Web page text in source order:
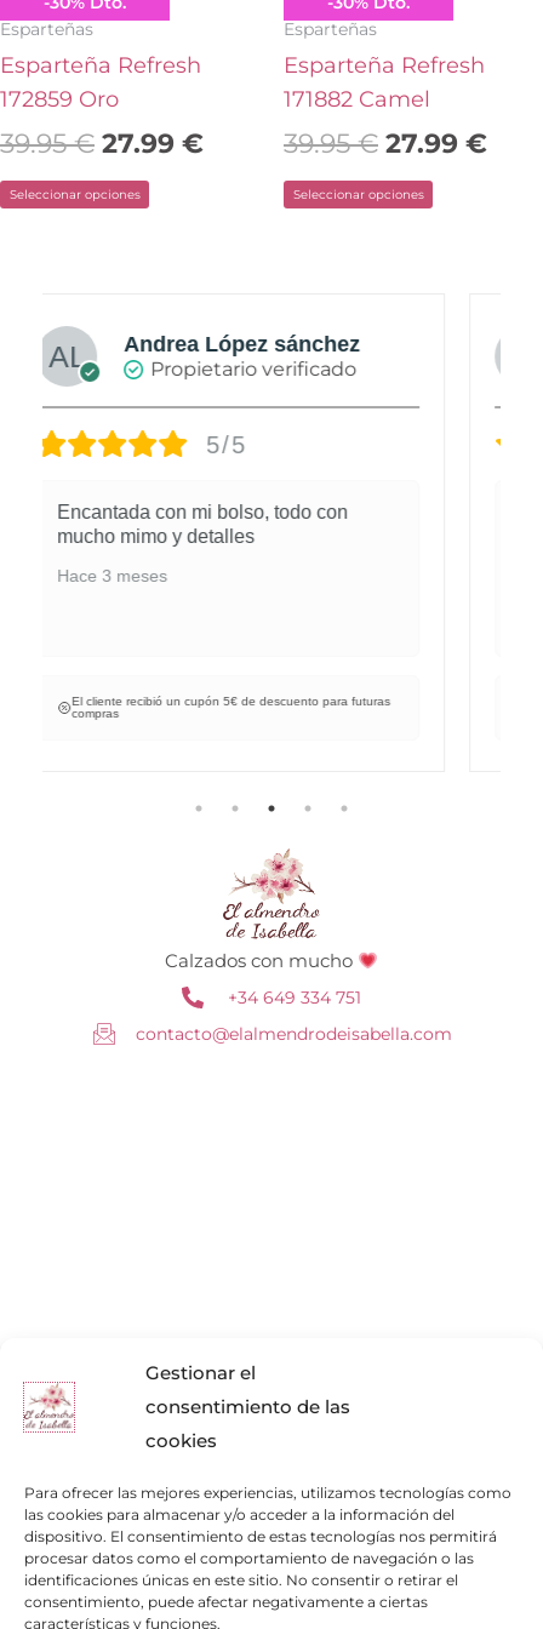
Gestionar el
consentimiento de las
cookies
Para ofrecer las mejores experiencias, utilizamos tecnologías como
las cookies para almacenar y/o acceder a la información del
dispositivo. El consentimiento de estas tecnologías nos permitirá
procesar datos como el comportamiento de navegación o las
identificaciones únicas en este sitio. No consentir o retirar el
consentimiento, puede afectar negativamente a ciertas
características y funciones.
Esparteñas
Esparteña Refresh
172859 Oro
39.95€ 27.99 €
Seleccionar opciones
elegir
en
la
página
producto
Esparteñas
Esparteña Refresh
171882 Camel
39.95€ 27.99 €
Seleccionar opciones
elegir
en
la
página
producto
Nieves Cáceres Cabañas
Propietario verificado
Atención excelente pedidos cuidados
al detalle y gran profesional.
Hace 4 meses
El cliente recibió un cupón 5€ de descuento para futuras
compras
Calzados con mucho
+34 649 334 751
contacto@elalmendrodeisabella.com